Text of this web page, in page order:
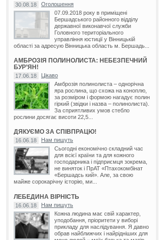
30.08.18
Оголошення
07.09.2018 року в приміщені
Бершадського районного відділу
державної виконавчої служби
Головного територіального
управління юстиції у Вінницькій
області за адресую Вінницька область м. Бершадь...
АМБРОЗІЯ ПОЛИНОЛИСТА: НЕБЕЗПЕЧНИЙ
БУР’ЯН!
17.06.18
Цікаво
Амброзія полинолиста – однорічна
яра рослина, що схожа на коноплю,
за розміром і формою нагадує полин
гіркий (звідки і назва – полинолиста).
За сприятливих умов стебло
рослини досягає висоти 22,5...
ДЯКУЄМО ЗА СПІВПРАЦЮ!
16.06.18
Нам пишуть
Сьогодні економічно складний час
для всієї країни та для кожного
господарника і підприємця зокрема,
не виняток і ПрАТ «Птахокомбінат
«Бершадсь кий». Але, за свою
майже сорокарічну історію, ми...
ЛЕБЕДИНА ВІРНІСТЬ
16.06.18
Нам пишуть
Кожна людина має свій характер,
уподобання, пріоритети у виборі
прикладу для наслідування. Я давно
обрав найближчих і найрідніших для